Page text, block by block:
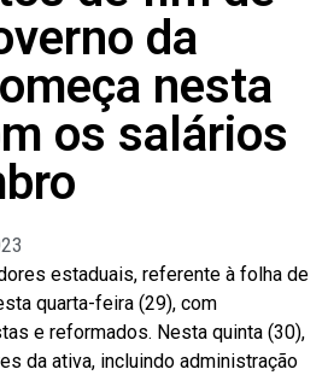
da
nesta
os salários
estaduais, referente à folha de
quarta-feira (29), com
e reformados. Nesta quinta (30),
da ativa, incluindo administração